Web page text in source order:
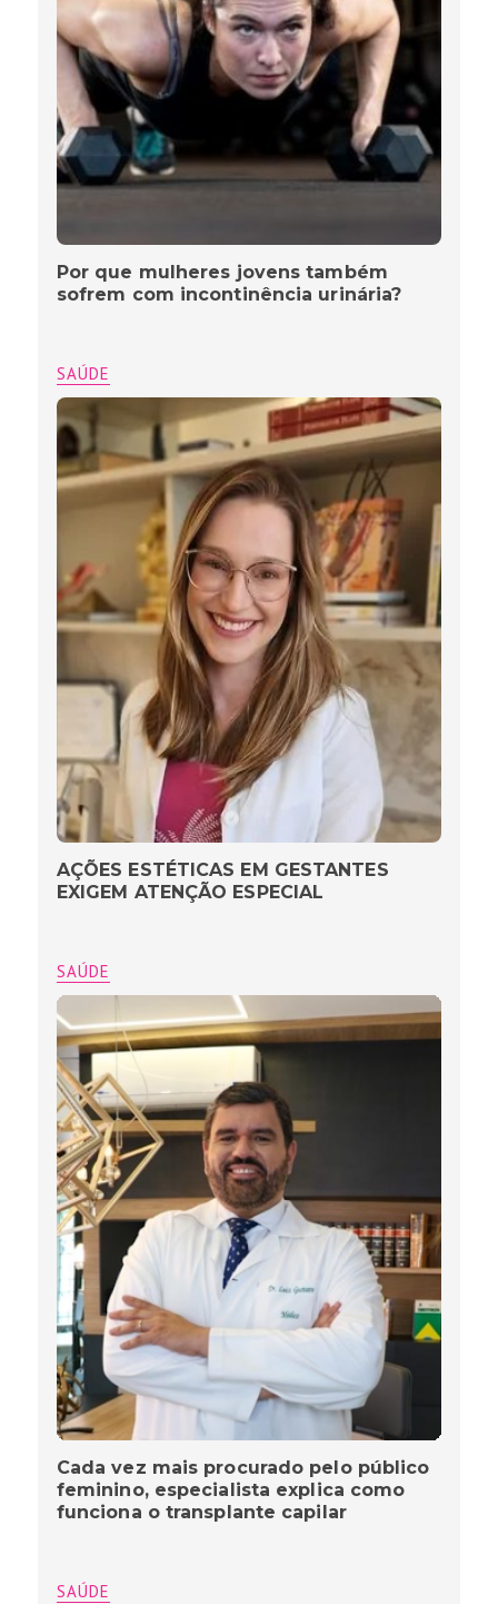
Por que mulheres jovens também
sofrem com incontinência urinária?
SAÚDE
AÇÕES ESTÉTICAS EM GESTANTES
EXIGEM ATENÇÃO ESPECIAL
SAÚDE
Cada vez mais procurado pelo público
feminino, especialista explica como
funciona o transplante capilar
SAÚDE